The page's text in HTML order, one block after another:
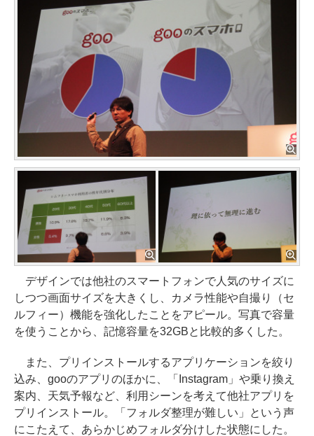
デザインでは他社のスマートフォンで人気のサイズに
しつつ画面サイズを大きくし、カメラ性能や自撮り（セ
ルフィー）機能を強化したことをアピール。写真で容量
を使うことから、記憶容量を32GBと比較的多くした。
また、プリインストールするアプリケーションを絞り
込み、gooのアプリのほかに、「Instagram」や乗り換え
案内、天気予報など、利用シーンを考えて他社アプリを
プリインストール。「フォルダ整理が難しい」という声
にこたえて、あらかじめフォルダ分けした状態にした。